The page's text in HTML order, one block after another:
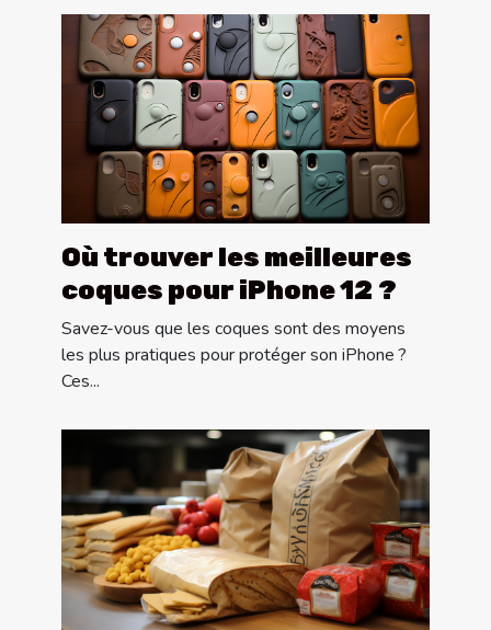
Où trouver les meilleures
coques pour iPhone 12 ?
Savez-vous que les coques sont des moyens
les plus pratiques pour protéger son iPhone ?
Ces...